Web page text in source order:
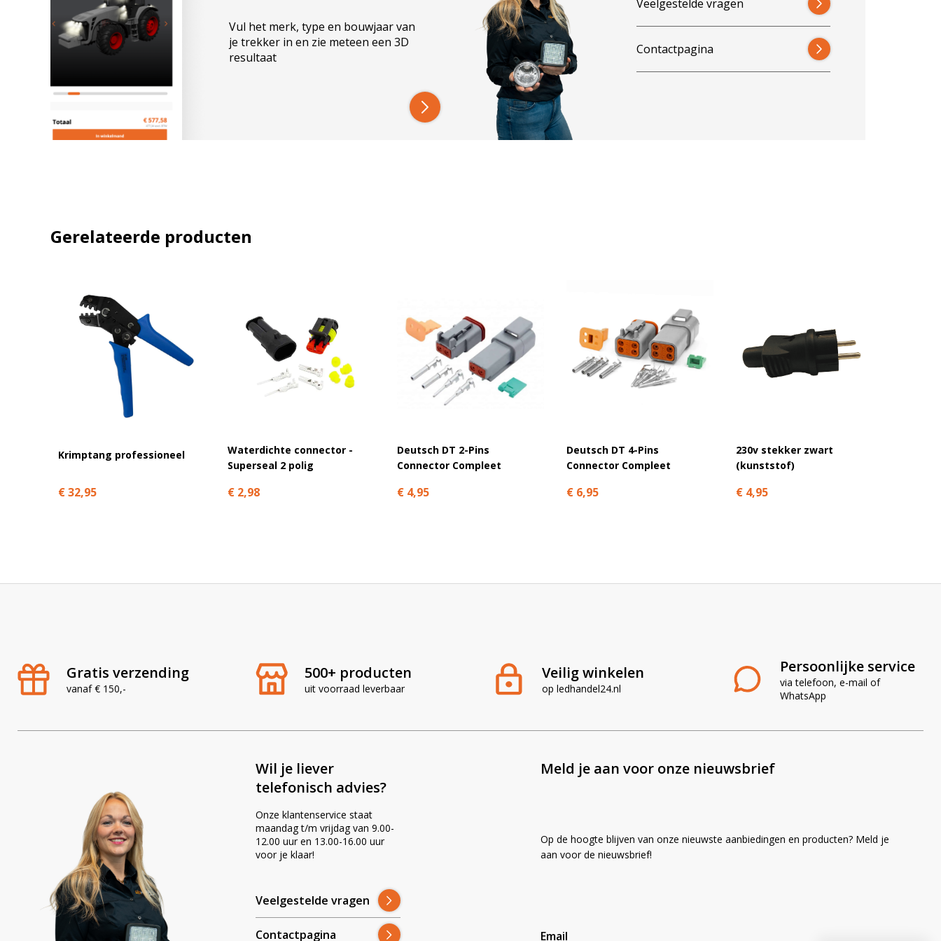
Vul het merk, type en bouwjaar van
je trekker in en zie meteen een 3D
resultaat
Veelgestelde vragen
Contactpagina
Gerelateerde producten
Krimptang professioneel
€ 32,95
Waterdichte connector -
Superseal 2 polig
€ 2,98
Deutsch DT 2-Pins
Connector Compleet
€ 4,95
Deutsch DT 4-Pins
Connector Compleet
€ 6,95
230v stekker zwart
(kunststof)
€ 4,95
Gratis verzending
vanaf € 150,-
500+ producten
uit voorraad leverbaar
Veilig winkelen
op ledhandel24.nl
Persoonlijke service
via telefoon, e-mail of
WhatsApp
Wil je liever
telefonisch advies?
Onze klantenservice staat
maandag t/m vrijdag van 9.00-
12.00 uur en 13.00-16.00 uur
voor je klaar!
Veelgestelde vragen
Contactpagina
Meld je aan voor onze nieuwsbrief
Op de hoogte blijven van onze nieuwste aanbiedingen en producten? Meld je
aan voor de nieuwsbrief!
Email